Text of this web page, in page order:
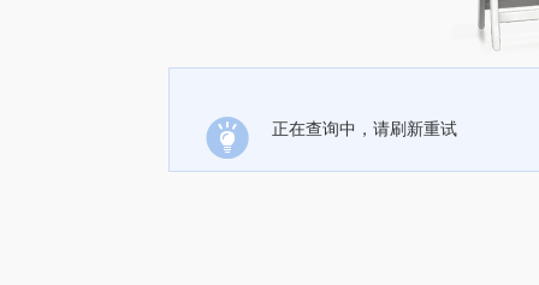
正在查询中，请刷新重试